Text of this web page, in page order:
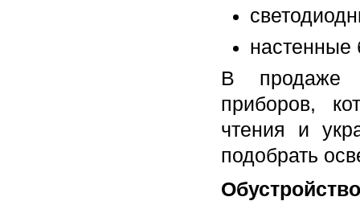
настенные
В продаже
приборов,
чтения и
подобрать